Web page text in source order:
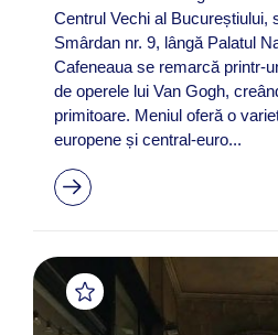
Centrul Vechi al Bucureștiului,
Smârdan nr. 9, lângă Palatul
Cafeneaua se remarcă printr-
de operele lui Van Gogh,
primitoare. Meniul oferă o
europene și central-euro...